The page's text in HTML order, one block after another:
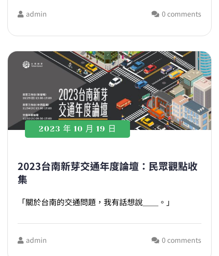
admin 0 comments
2023 年 10 月 19 日
2023台南新芽交通年度論壇：民眾觀點收
集
「關於台南的交通問題，我有話想說＿＿。」
admin 0 comments